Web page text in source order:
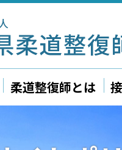
柔道整復師とは